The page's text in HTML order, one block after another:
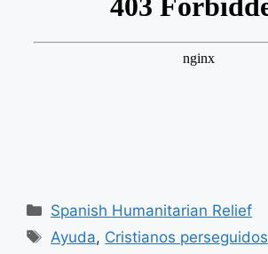
Categorías
Spanish Humanitarian Relief
Etiquetas
Ayuda, Cristianos perseguidos